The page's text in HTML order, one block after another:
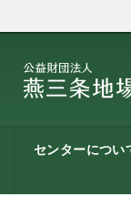
センターについ